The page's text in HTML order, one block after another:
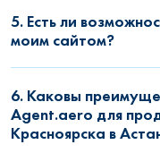
5. Есть ли
моим сайтом?
6. Каковы
Agent.aero для
Красноярска в